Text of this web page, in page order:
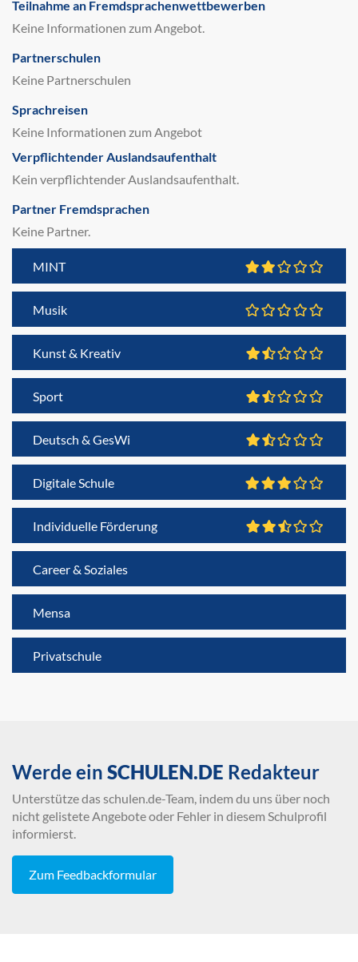
Teilnahme an Fremdsprachenwettbewerben
Keine Informationen zum Angebot.
Partnerschulen
Keine Partnerschulen
Sprachreisen
Keine Informationen zum Angebot
Verpflichtender Auslandsaufenthalt
Kein verpflichtender Auslandsaufenthalt.
Partner Fremdsprachen
Keine Partner.
MINT
Musik
Kunst & Kreativ
Sport
Deutsch & GesWi
Digitale Schule
Individuelle Förderung
Career & Soziales
Mensa
Privatschule
Werde ein SCHULEN.DE Redakteur
Unterstütze das schulen.de-Team, indem du uns über noch
nicht gelistete Angebote oder Fehler in diesem Schulprofil
informierst.
Zum Feedbackformular